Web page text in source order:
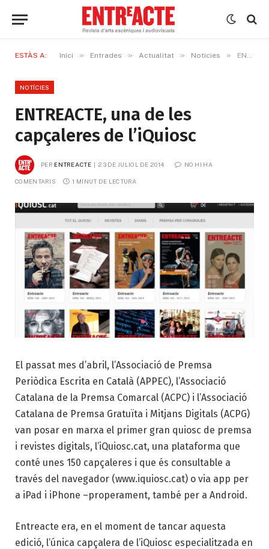
ESTÀS A: Inici » Entrades » Actualitat » Notícies » ENTREACTE, una de les capçaleres de l’iQuiosc
NOTÍCIES
ENTREACTE, una de les
capçaleres de l’iQuiosc
PER ENTREACTE 23 DE JULIOL DE 2014 NO HI HA
COMENTARIS 1 MINUT DE LECTURA
El passat mes d’abril, l’Associació de Premsa
Periòdica Escrita en Català (APPEC), l’Associació
Catalana de la Premsa Comarcal (ACPC) i l’Associació
Catalana de Premsa Gratuïta i Mitjans Digitals (ACPG)
van posar en marxa el primer gran quiosc de premsa
i revistes digitals, l’iQuiosc.cat, una plataforma que
conté unes 150 capçaleres i que és consultable a
través del navegador (www.iquiosc.cat) o via app per
a iPad i iPhone –properament, també per a Android.
Entreacte era, en el moment de tancar aquesta
edició, l’única capçalera de l’iQuiosc especialitzada en